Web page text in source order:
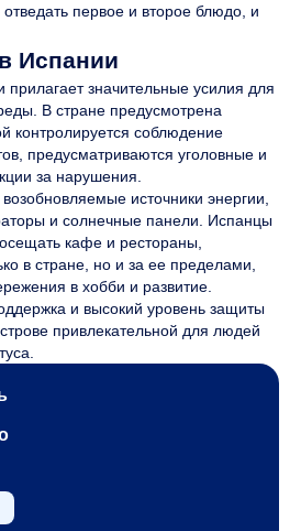
первое и второе блюдо, и
Испании
прилагает значительные усилия для
В стране предусмотрена
контролируется соблюдение
предусматриваются уголовные и
за нарушения.
источники энергии,
и солнечные панели. Испанцы
кафе и рестораны,
в стране, но и за ее пределами,
в хобби и развитие.
и высокий уровень защиты
привлекательной для людей